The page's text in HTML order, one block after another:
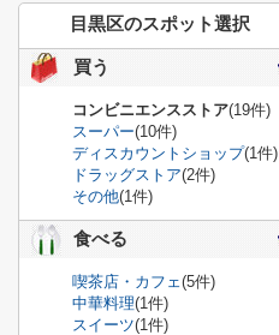
目黒区のスポット選択
買う
コンビニエンスストア(19件)
スーパー(10件)
ディスカウントショップ(1件)
ドラッグストア(2件)
その他(1件)
食べる
喫茶店・カフェ(5件)
中華料理(1件)
スイーツ(1件)